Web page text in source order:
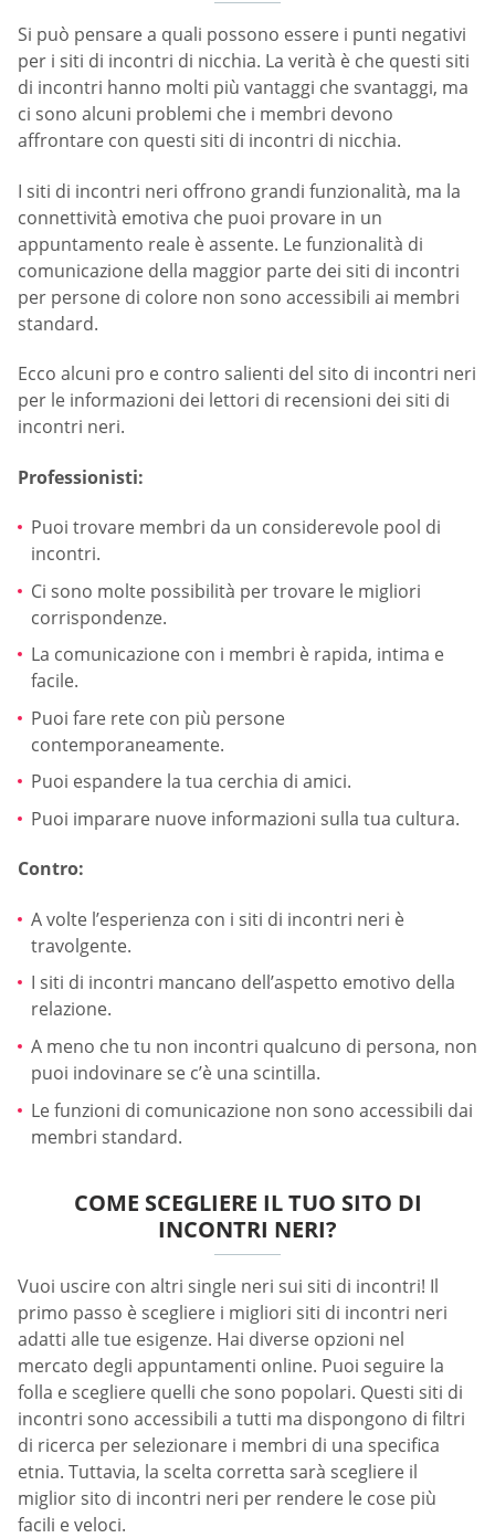
Si può pensare a quali possono essere i punti negativi
per i siti di incontri di nicchia. La verità è che questi siti
di incontri hanno molti più vantaggi che svantaggi, ma
ci sono alcuni problemi che i membri devono
affrontare con questi siti di incontri di nicchia.
I siti di incontri neri offrono grandi funzionalità, ma la
connettività emotiva che puoi provare in un
appuntamento reale è assente. Le funzionalità di
comunicazione della maggior parte dei siti di incontri
per persone di colore non sono accessibili ai membri
standard.
Ecco alcuni pro e contro salienti del sito di incontri neri
per le informazioni dei lettori di recensioni dei siti di
incontri neri.
Professionisti:
Puoi trovare membri da un considerevole pool di
incontri.
Ci sono molte possibilità per trovare le migliori
corrispondenze.
La comunicazione con i membri è rapida, intima e
facile.
Puoi fare rete con più persone
contemporaneamente.
Puoi espandere la tua cerchia di amici.
Puoi imparare nuove informazioni sulla tua cultura.
Contro:
A volte l’esperienza con i siti di incontri neri è
travolgente.
I siti di incontri mancano dell’aspetto emotivo della
relazione.
A meno che tu non incontri qualcuno di persona, non
puoi indovinare se c’è una scintilla.
Le funzioni di comunicazione non sono accessibili dai
membri standard.
COME SCEGLIERE IL TUO SITO DI
INCONTRI NERI?
Vuoi uscire con altri single neri sui siti di incontri! Il
primo passo è scegliere i migliori siti di incontri neri
adatti alle tue esigenze. Hai diverse opzioni nel
mercato degli appuntamenti online. Puoi seguire la
folla e scegliere quelli che sono popolari. Questi siti di
incontri sono accessibili a tutti ma dispongono di filtri
di ricerca per selezionare i membri di una specifica
etnia. Tuttavia, la scelta corretta sarà scegliere il
miglior sito di incontri neri per rendere le cose più
facili e veloci.